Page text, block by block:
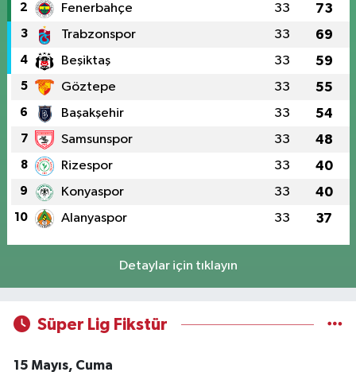
2 Fenerbahçe 33 73
3 Trabzonspor 33 69
4 Beşiktaş 33 59
5 Göztepe 33 55
6 Başakşehir 33 54
7 Samsunspor 33 48
8 Rizespor 33 40
9 Konyaspor 33 40
10 Alanyaspor 33 37
Detaylar için tıklayın
Süper Lig Fikstür
15 Mayıs, Cuma